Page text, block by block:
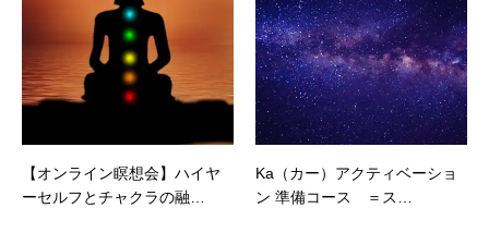
【オンライン瞑想会】ハイヤ
ーセルフとチャクラの融…
Ka（カー）アクティベーショ
ン 準備コース ＝ス…